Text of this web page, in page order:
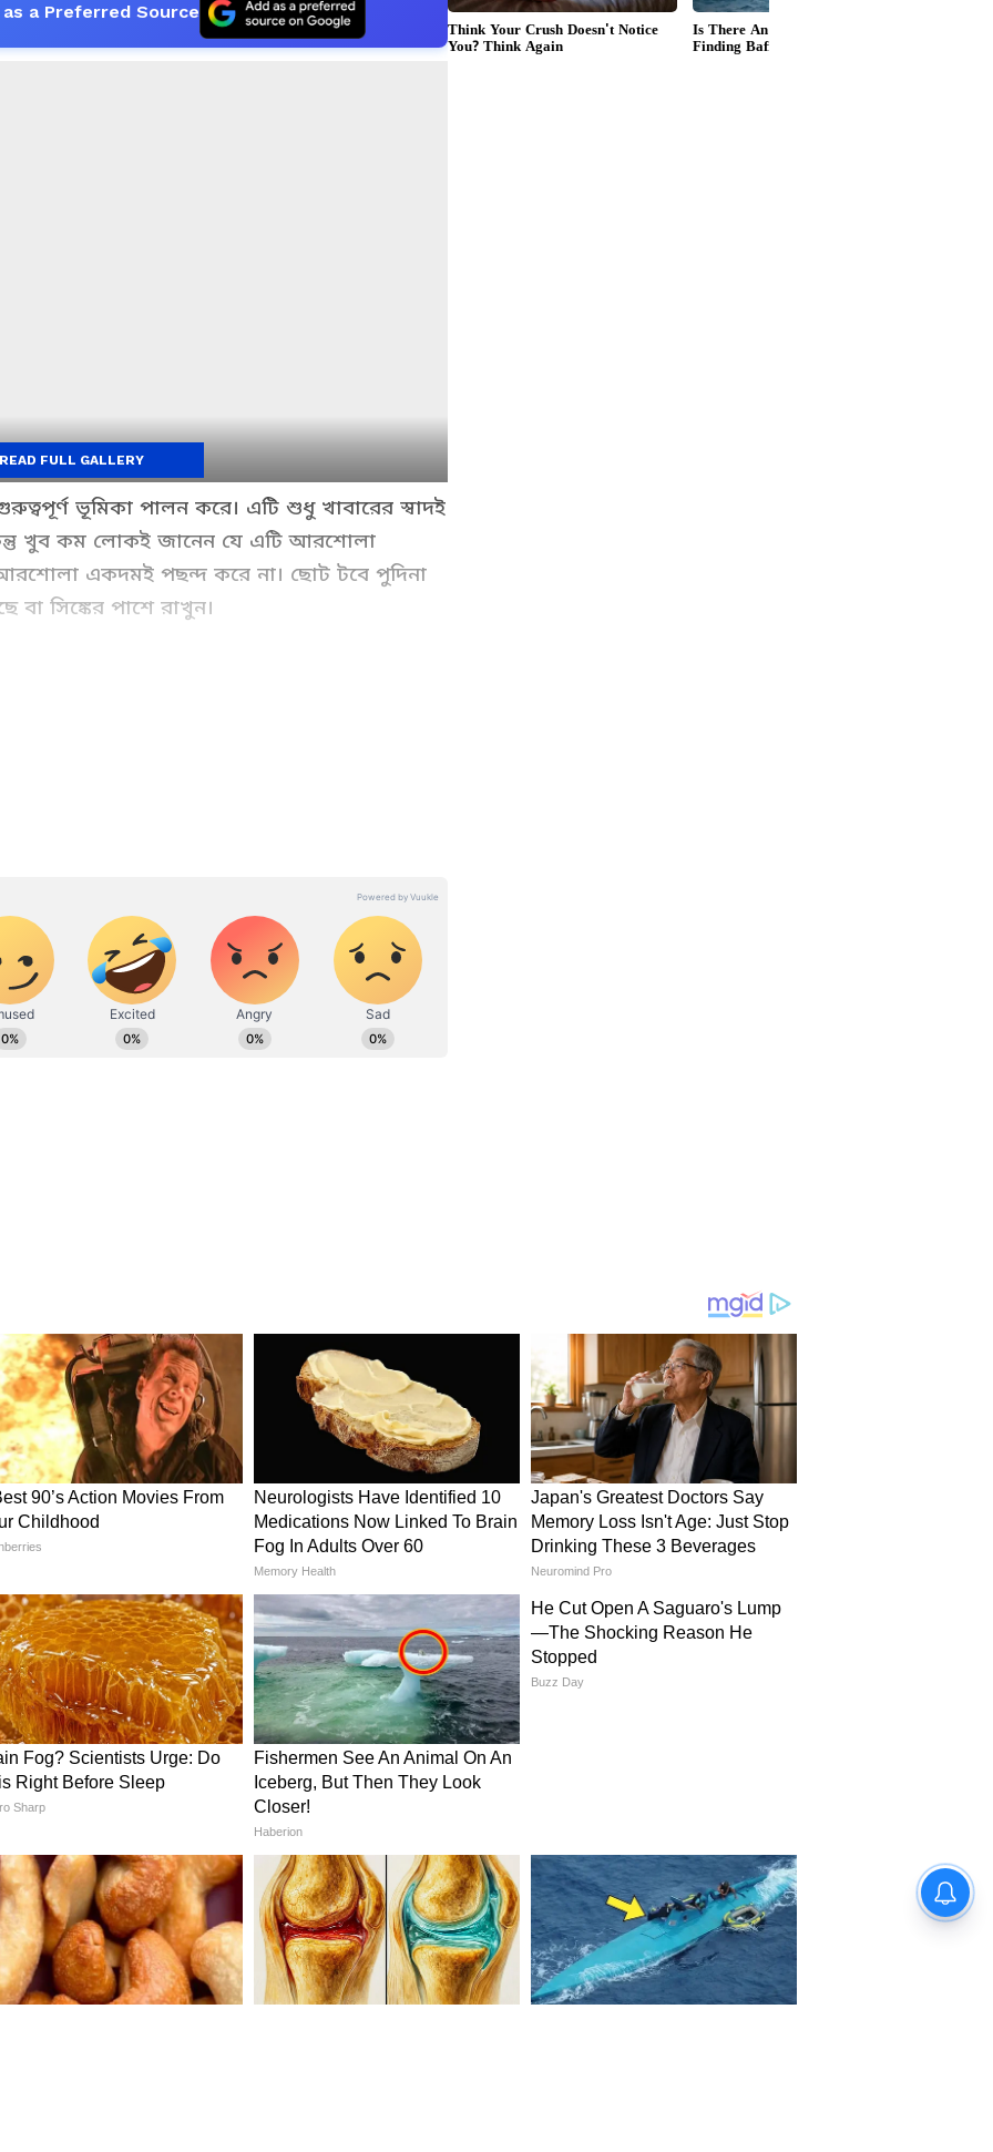
a Preferred Source
ভূমিকা পালন করে। এটি শুধু খাবারের স্বাদই
খুব কম লোকই জানেন যে এটি আরশোলা
একদমই পছন্দ করে না। ছোট টবে পুদিনা
বা সিঙ্কের পাশে রাখুন।
শান্ত করে, কিন্তু আরশোলা এবং অন্যান্য
একটি ফ্রেশ এবং সুন্দর লুক দেয়। আপনি
জানলার কাছে রাখতে পারেন। এছাড়া, লিভিং
কাজ করবে। এই গাছটি বাড়ি থেকে
মনে করা হয়। এর ঔষধি গুণের পাশাপাশি এর
FULL GALLERY